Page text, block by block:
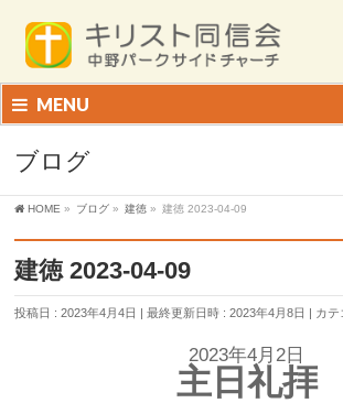
MENU
ブログ
HOME » ブログ » 建徳 » 建徳 2023-04-09
建徳 2023-04-09
投稿日 : 2023年4月4日 最終更新日時 : 2023年4月8日 カ
2023年4月2日
主日礼拝